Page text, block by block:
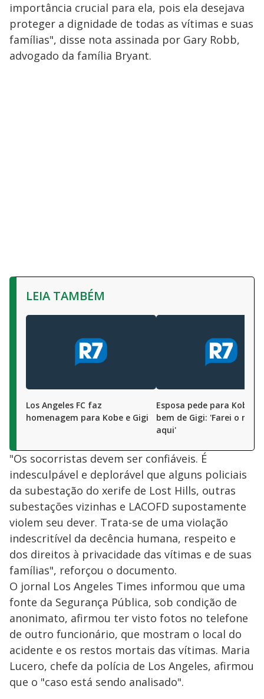
importância crucial para ela, pois ela desejava
proteger a dignidade de todas as vítimas e suas
famílias", disse nota assinada por Gary Robb,
advogado da família Bryant.
LEIA TAMBÉM
Los Angeles FC faz
homenagem para Kobe e Gigi
Esposa pede para Kobe
bem de Gigi: 'Farei o
aqui'
"Os socorristas devem ser confiáveis. É
indesculpável e deplorável que alguns policiais
da subestação do xerife de Lost Hills, outras
subestações vizinhas e LACOFD supostamente
violem seu dever. Trata-se de uma violação
indescritível da decência humana, respeito e
dos direitos à privacidade das vítimas e de suas
famílias", reforçou o documento.
O jornal Los Angeles Times informou que uma
fonte da Segurança Pública, sob condição de
anonimato, afirmou ter visto fotos no telefone
de outro funcionário, que mostram o local do
acidente e os restos mortais das vítimas. Maria
Lucero, chefe da polícia de Los Angeles, afirmou
que o "caso está sendo analisado".